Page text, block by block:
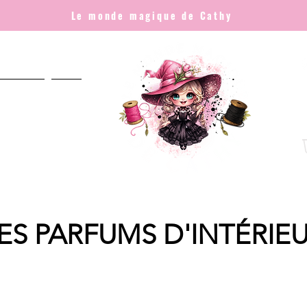
Le monde magique de Cathy
PARFUMS